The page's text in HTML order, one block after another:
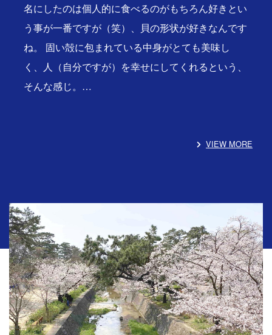
名にしたのは個人的に食べるのがもちろん好きとい
う事が一番ですが（笑）、貝の形状が好きなんです
ね。 固い殻に包まれている中身がとても美味し
く、人（自分ですが）を幸せにしてくれるという、
そんな感じ。…
VIEW MORE